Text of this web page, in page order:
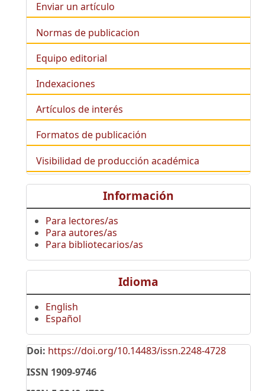
Enviar un artículo
Normas de publicacion
Equipo editorial
Indexaciones
Artículos de interés
Formatos de publicación
Visibilidad de producción académica
Información
Para lectores/as
Para autores/as
Para bibliotecarios/as
Idioma
English
Español
Doi: https://doi.org/10.14483/issn.2248-4728
ISSN 1909-9746